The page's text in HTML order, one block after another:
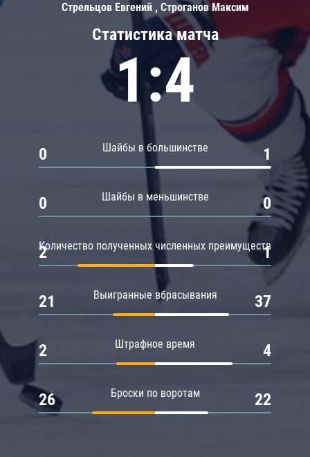
Статистика матча
1:4
Шайбы в большинстве
0 1
Шайбы в меньшинстве
0 0
Количество полученных численных преимуществ
2 1
Выигранные вбрасывания
21 37
Штрафное время
2 4
Броски по воротам
26 22
Стрельцов Евгений , Строганов Максим